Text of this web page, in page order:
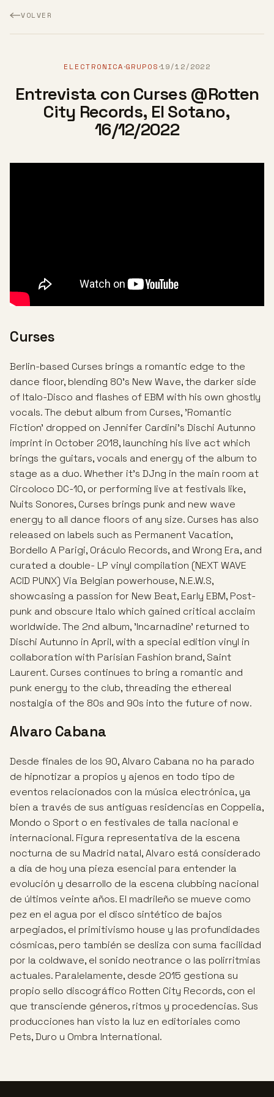
VOLVER
ELECTRONICA·GRUPOS·19/12/2022
Entrevista con Curses @Rotten
City Records, El Sotano,
16/12/2022
Curses
Berlin-based Curses brings a romantic edge to the
dance floor, blending 80's New Wave, the darker side
of Italo-Disco and flashes of EBM with his own ghostly
vocals. The debut album from Curses, 'Romantic
Fiction' dropped on Jennifer Cardini's Dischi Autunno
imprint in October 2018, launching his live act which
brings the guitars, vocals and energy of the album to
stage as a duo. Whether it's DJng in the main room at
Circoloco DC-10, or performing live at festivals like,
Nuits Sonores, Curses brings punk and new wave
energy to all dance floors of any size. Curses has also
released on labels such as Permanent Vacation,
Bordello A Parigi, Oráculo Records, and Wrong Era, and
curated a double- LP vinyl compilation (NEXT WAVE
ACID PUNX) Via Belgian powerhouse, N.E.W.S,
showcasing a passion for New Beat, Early EBM, Post-
punk and obscure Italo which gained critical acclaim
worldwide. The 2nd album, 'Incarnadine' returned to
Dischi Autunno in April, with a special edition vinyl in
collaboration with Parisian Fashion brand, Saint
Laurent. Curses continues to bring a romantic and
punk energy to the club, threading the ethereal
nostalgia of the 80s and 90s into the future of now.
Alvaro Cabana
Desde finales de los 90, Alvaro Cabana no ha parado
de hipnotizar a propios y ajenos en todo tipo de
eventos relacionados con la música electrónica, ya
bien a través de sus antiguas residencias en Coppelia,
Mondo o Sport o en festivales de talla nacional e
internacional. Figura representativa de la escena
nocturna de su Madrid natal, Alvaro está considerado
a día de hoy una pieza esencial para entender la
evolución y desarrollo de la escena clubbing nacional
de últimos veinte años. El madrileño se mueve como
pez en el agua por el disco sintético de bajos
arpegiados, el primitivismo house y las profundidades
cósmicas, pero también se desliza con suma facilidad
por la coldwave, el sonido neotrance o las polirritmias
actuales. Paralelamente, desde 2015 gestiona su
propio sello discográfico Rotten City Records, con el
que transciende géneros, ritmos y procedencias. Sus
producciones han visto la luz en editoriales como
Pets, Duro u Ombra International.